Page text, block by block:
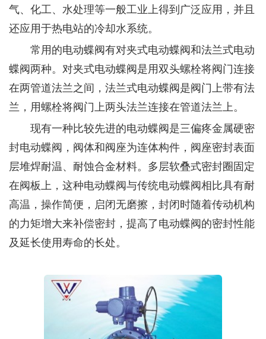
气、化工、水处理等一般工业上得到广泛应用，并且
还应用于热电站的冷却水系统。
常用的电动蝶阀有对夹式电动蝶阀和法兰式电动
蝶阀两种。对夹式电动蝶阀是用双头螺栓将阀门连接
在两管道法兰之间，法兰式电动蝶阀是阀门上带有法
兰，用螺栓将阀门上两头法兰连接在管道法兰上。
现有一种比较先进的电动蝶阀是三偏疼金属硬密
封电动蝶阀，阀体和阀座为连体构件，阀座密封表面
层堆焊耐温、耐蚀合金材料。多层软叠式密封圈固定
在阀板上，这种电动蝶阀与传统电动蝶阀相比具有耐
高温，操作简便，启闭无磨擦，封闭时随着传动机构
的力矩增大来补偿密封，提高了电动蝶阀的密封性能
及延长使用寿命的长处。